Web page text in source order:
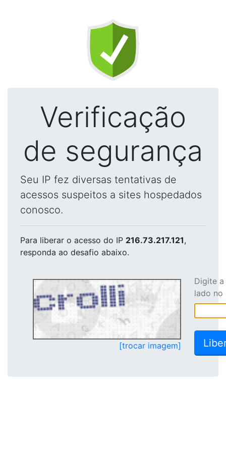
Verificação
de segurança
Seu IP fez diversas tentativas de
acessos suspeitos a sites hospedados
conosco.
Para liberar o acesso do IP 216.73.217.121,
responda ao desafio abaixo.
[trocar imagem]
Digite
lado no